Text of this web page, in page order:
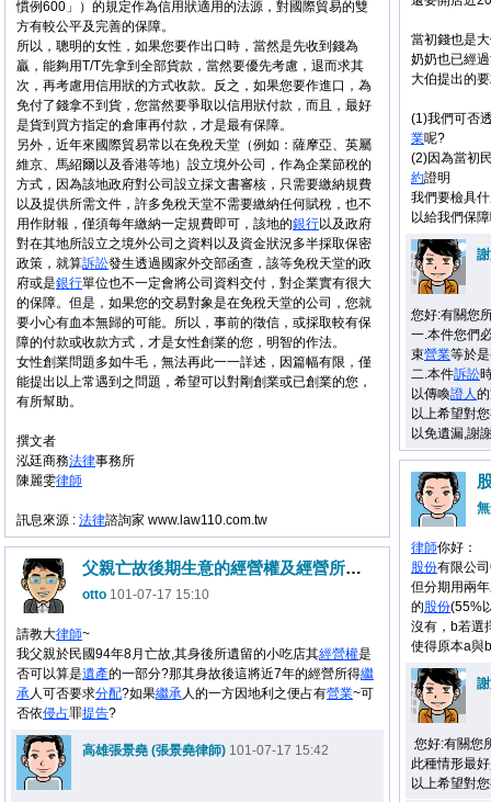
慣例600」）的規定作為信用狀適用的法源，對國際貿易的雙
方有較公平及完善的保障。
所以，聰明的女性，如果您要作出口時，當然是先收到錢為
贏，能夠用T/T先拿到全部貨款，當然要優先考慮，退而求其
次，再考慮用信用狀的方式收款。反之，如果您要作進口，為
免付了錢拿不到貨，您當然要爭取以信用狀付款，而且，最好
是貨到買方指定的倉庫再付款，才是最有保障。
另外，近年來國際貿易常以在免稅天堂（例如：薩摩亞、英屬
維京、馬紹爾以及香港等地）設立境外公司，作為企業節稅的
方式，因為該地政府對公司設立採文書審核，只需要繳納規費
以及提供所需文件，許多免稅天堂不需要繳納任何賦稅，也不
用作財報，僅須每年繳納一定規費即可，該地的銀行以及政府
對在其地所設立之境外公司之資料以及資金狀況多半採取保密
政策，就算訴訟發生透過國家外交部函查，該等免稅天堂的政
府或是銀行單位也不一定會將公司資料交付，對企業實有很大
的保障。但是，如果您的交易對象是在免稅天堂的公司，您就
要小心有血本無歸的可能。所以，事前的徵信，或採取較有保
障的付款或收款方式，才是女性創業的您，明智的作法。
女性創業問題多如牛毛，無法再此一一詳述，因篇幅有限，僅
能提出以上常遇到之問題，希望可以對剛創業或已創業的您，
有所幫助。
撰文者
泓廷商務法律事務所
陳麗雯律師
訊息來源 : 法律諮詢家 www.law110.com.tw
當初錢也是
奶奶也已經
大伯提出的
(1)我們可否
業呢?
(2)因為當初
約證明
我們要檢具
以給我們保
您好:有關您
一.本件您們
束營業等於
二.本件訴訟
以傳喚證人
以上希望對
以免遺漏,謝
律師你好：
股份有限公
但分期用兩
的股份(55%
沒有，b若選
使得原本a與
您好:有關您
此種情形最
以上希望對
父親亡故後期生意的經營權及經營所得是否為遺產的一部分
otto 101-07-17 15:10
請教大律師~
我父親於民國94年8月亡故,其身後所遺留的小吃店其經營權是
否可以算是遺產的一部分?那其身故後這將近7年的經營所得繼
承人可否要求分配?如果繼承人的一方因地利之便占有營業~可
否依侵占罪提告?
高雄張景堯 (張景堯律師) 101-07-17 15:42